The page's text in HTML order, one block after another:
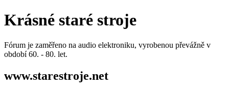
Krásné staré stroje
Fórum je zaměřeno na audio elektroniku, vyrobenou převážně v
období 60. - 80. let.
www.starestroje.net